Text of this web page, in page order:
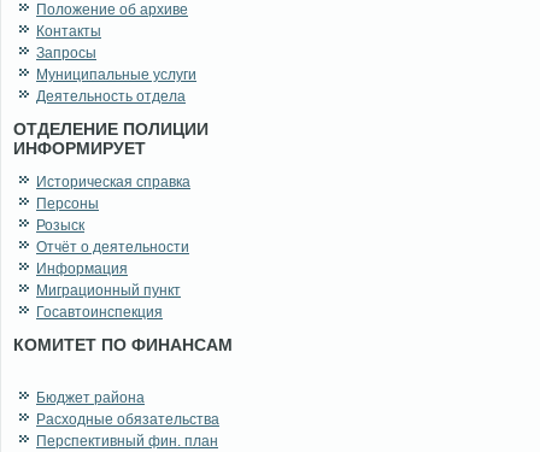
Положение об архиве
Контакты
Запросы
Муниципальные услуги
Деятельность отдела
ОТДЕЛЕНИЕ ПОЛИЦИИ
ИНФОРМИРУЕТ
Историческая справка
Персоны
Розыск
Отчёт о деятельности
Информация
Миграционный пункт
Госавтоинспекция
КОМИТЕТ ПО ФИНАНСАМ
Бюджет района
Расходные обязательства
Перспективный фин. план